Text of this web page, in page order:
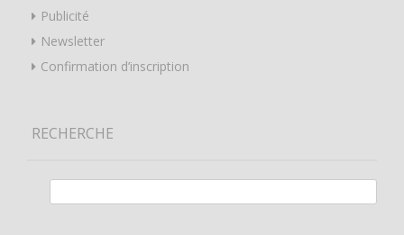
Publicité
Newsletter
Confirmation d’inscription
RECHERCHE